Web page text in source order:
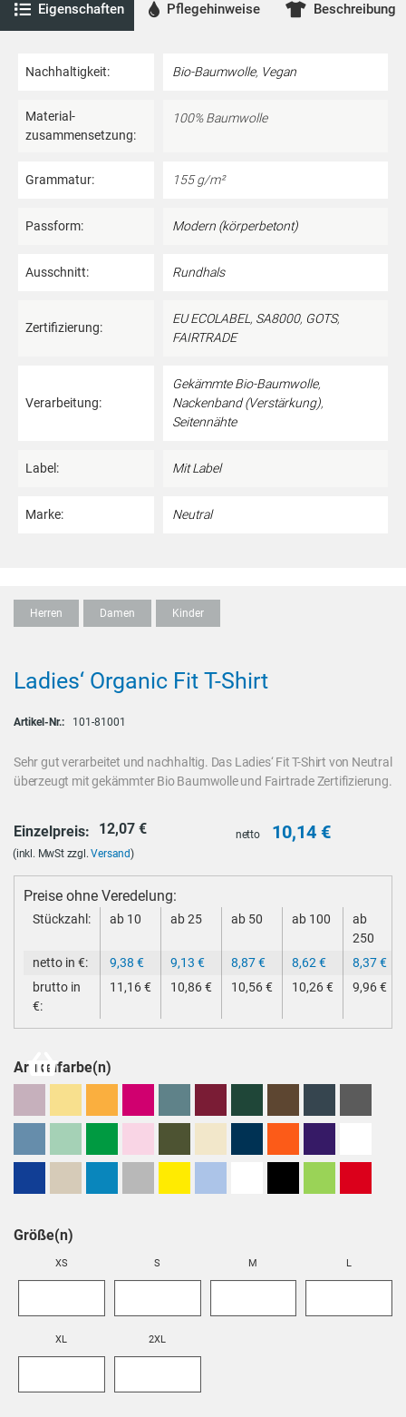
Eigenschaften Pflegehinweise Beschreibung
Nachhaltigkeit: Bio-Baumwolle, Vegan
Material­
zusammensetzung:
100% Baumwolle
Grammatur: 155 g/m²
Passform: Modern (körperbetont)
Ausschnitt: Rundhals
Zertifizierung:
EU ECOLABEL, SA8000, GOTS,
FAIRTRADE
Verarbeitung:
Gekämmte Bio-Baumwolle,
Nackenband (Verstärkung),
Seitennähte
Label: Mit Label
Marke: Neutral
Herren Damen Kinder
Ladies‘ Organic Fit T-Shirt
Artikel-Nr.: 101-81001
Sehr gut verarbeitet und nachhaltig. Das Ladies‘ Fit T-Shirt von Neutral
überzeugt mit gekämmter Bio Baumwolle und Fairtrade Zertifizierung.
Einzelpreis: 12,07 €
(inkl. MwSt zzgl.Versand)
netto 10,14 €
Preise ohne Veredelung:
Stückzahl: ab 10 ab 25 ab 50 ab 100
ab
250
netto in €:
9,38 € 9,13 € 8,87€ 8,62€ 8,37€
brutto in
€:
11,16€ 10,86€ 10,56€ 10,26€ 9,96€
Artikelfarbe(n)
Größe(n)
XS S M L
XL 2XL